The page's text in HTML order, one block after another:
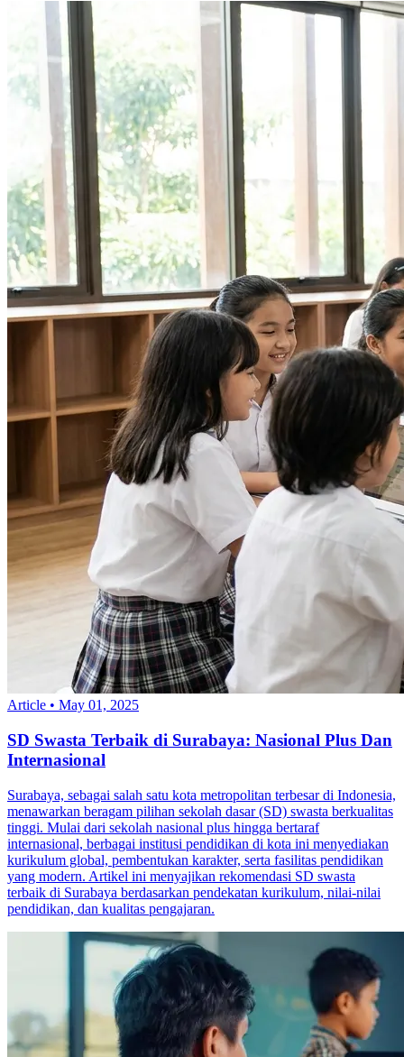
Article • May 01, 2025
SD Swasta Terbaik di Surabaya: Nasional Plus Dan
Internasional
Surabaya, sebagai salah satu kota metropolitan terbesar di Indonesia,
menawarkan beragam pilihan sekolah dasar (SD) swasta berkualitas
tinggi. Mulai dari sekolah nasional plus hingga bertaraf
internasional, berbagai institusi pendidikan di kota ini menyediakan
kurikulum global, pembentukan karakter, serta fasilitas pendidikan
yang modern. Artikel ini menyajikan rekomendasi SD swasta
terbaik di Surabaya berdasarkan pendekatan kurikulum, nilai-nilai
pendidikan, dan kualitas pengajaran.